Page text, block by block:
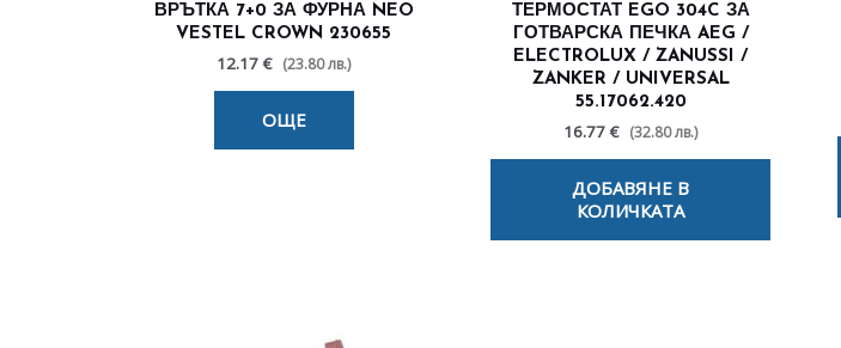
ВРЪТКА 7+0 ЗА ФУРНА NEO
VESTEL CROWN 230655
12.17 € (23.80 лв.)
ОЩЕ
ТЕРМОСТАТ EGO 304C ЗА
ГОТВАРСКА ПЕЧКА AEG /
ELECTROLUX / ZANUSSI /
ZANKER / UNIVERSAL
55.17062.420
16.77 € (32.80 лв.)
ДОБАВЯНЕ В
КОЛИЧКАТА